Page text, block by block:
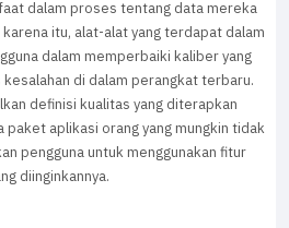
dalam proses tentang data mereka
itu, alat-alat yang terdapat dalam
dalam memperbaiki kaliber yang
di dalam perangkat terbaru.
definisi kualitas yang diterapkan
paket aplikasi orang yang mungkin tidak
pengguna untuk menggunakan fitur
diinginkannya.